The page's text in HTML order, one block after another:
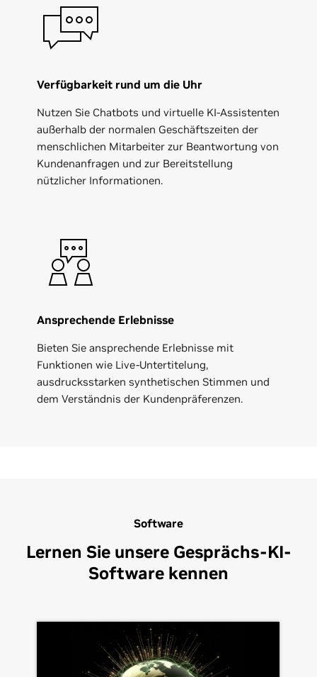
Verfügbarkeit rund um die Uhr
Nutzen Sie Chatbots und virtuelle KI-Assistenten
außerhalb der normalen Geschäftszeiten der
menschlichen Mitarbeiter zur Beantwortung von
Kundenanfragen und zur Bereitstellung
nützlicher Informationen.
Ansprechende Erlebnisse
Bieten Sie ansprechende Erlebnisse mit
Funktionen wie Live-Untertitelung,
ausdrucksstarken synthetischen Stimmen und
dem Verständnis der Kundenpräferenzen.
Software
Lernen Sie unsere Gesprächs-KI-
Software kennen